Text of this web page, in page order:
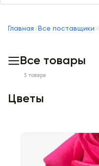
Главная Все поставщики
Все товары
3 товара
Цветы